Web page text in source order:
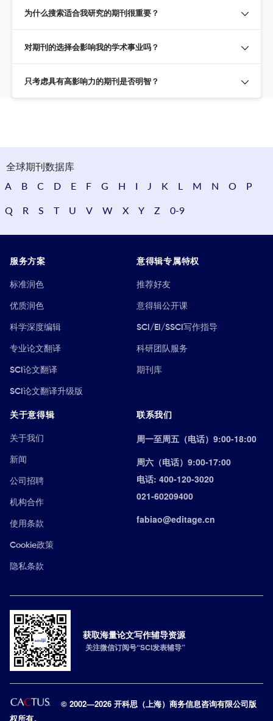
为什么搜索适合我研究的期刊很重要？
对期刊的选择会影响我的学术事业吗？
只考虑具有高影响力的期刊是否明智？
全球期刊数据库
A
B C D E F G H I J K L M N O P
Q R S T U V W X Y Z 0-9